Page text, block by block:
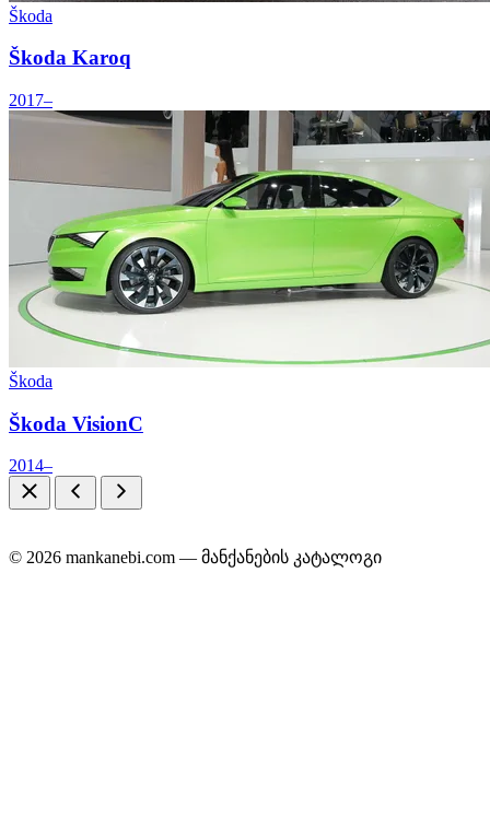
Škoda
Škoda Karoq
2017–
Škoda
Škoda VisionC
2014–
© 2026 mankanebi.com — მანქანების კატალოგი